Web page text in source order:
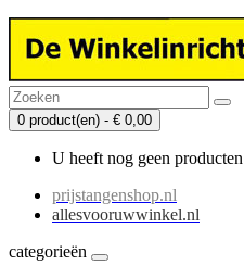
0 product(en) - € 0,00
U heeft nog geen
prijstangenshop.nl
allesvooruwwinkel.nl
categorieën